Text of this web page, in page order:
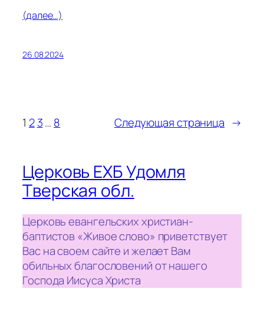
(далее…)
26.08.2024
1 2 3… 8 Следующая страница →
Церковь ЕХБ Удомля
Тверская обл.
Церковь евангельских христиан-
баптистов «Живое слово» приветствует
Вас на своем сайте и желает Вам
обильных благословений от нашего
Господа Иисуса Христа